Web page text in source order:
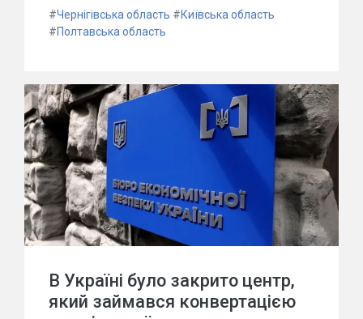
#Чернігівська область #Київська область
#Полтавська область
В Україні було закрито центр,
який займався конвертацією